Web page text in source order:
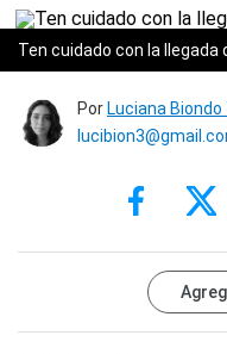
Ten cuidado con la
Por Luciana